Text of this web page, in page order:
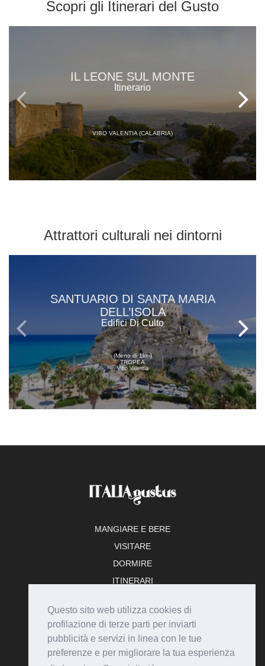
Questo sito web utilizza cookies di
profilazione di terze parti per inviarti
pubblicità e servizi in linea con le tue
preferenze e per migliorare la tua esperienza
Scopri gli Itinerari del Gusto
IL LEONE SUL MONTE
Itinerario
VIBO VALENTIA (CALABRIA)
Attrattori culturali nei dintorni
SANTUARIO DI SANTA MARIA
DELL’ISOLA
Edifici Di Culto
(Meno di 1km)
TROPEA
Vibo Valentia
MANGIARE E BERE
VISITARE
DORMIRE
ITINERARI
ADERISCI